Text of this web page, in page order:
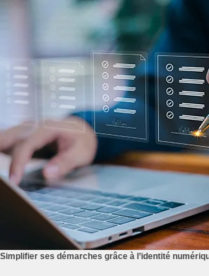
Simplifier ses démarches grâce à l’identité